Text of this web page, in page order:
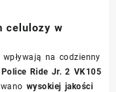
celulozy w
na codzienny
Police Ride Jr. 2 VK105
wysokiej jakości